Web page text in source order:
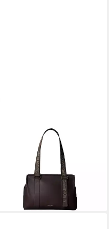
STRAP TOTE, große Tote
Bag, Schultertasche mit
Logoschriftzügen
lieferbar - in 1-2 Werktagen bei dir